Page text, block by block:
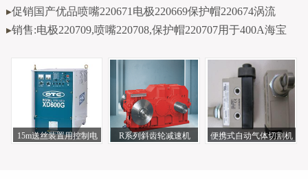
▸促销国产优品喷嘴220671电极220669保护帽220674涡流
▸销售:电极220709,喷嘴220708,保护帽220707用于400A海宝
15m送丝装置用控制电
R系列斜齿轮减速机
便携式自动气体切割机